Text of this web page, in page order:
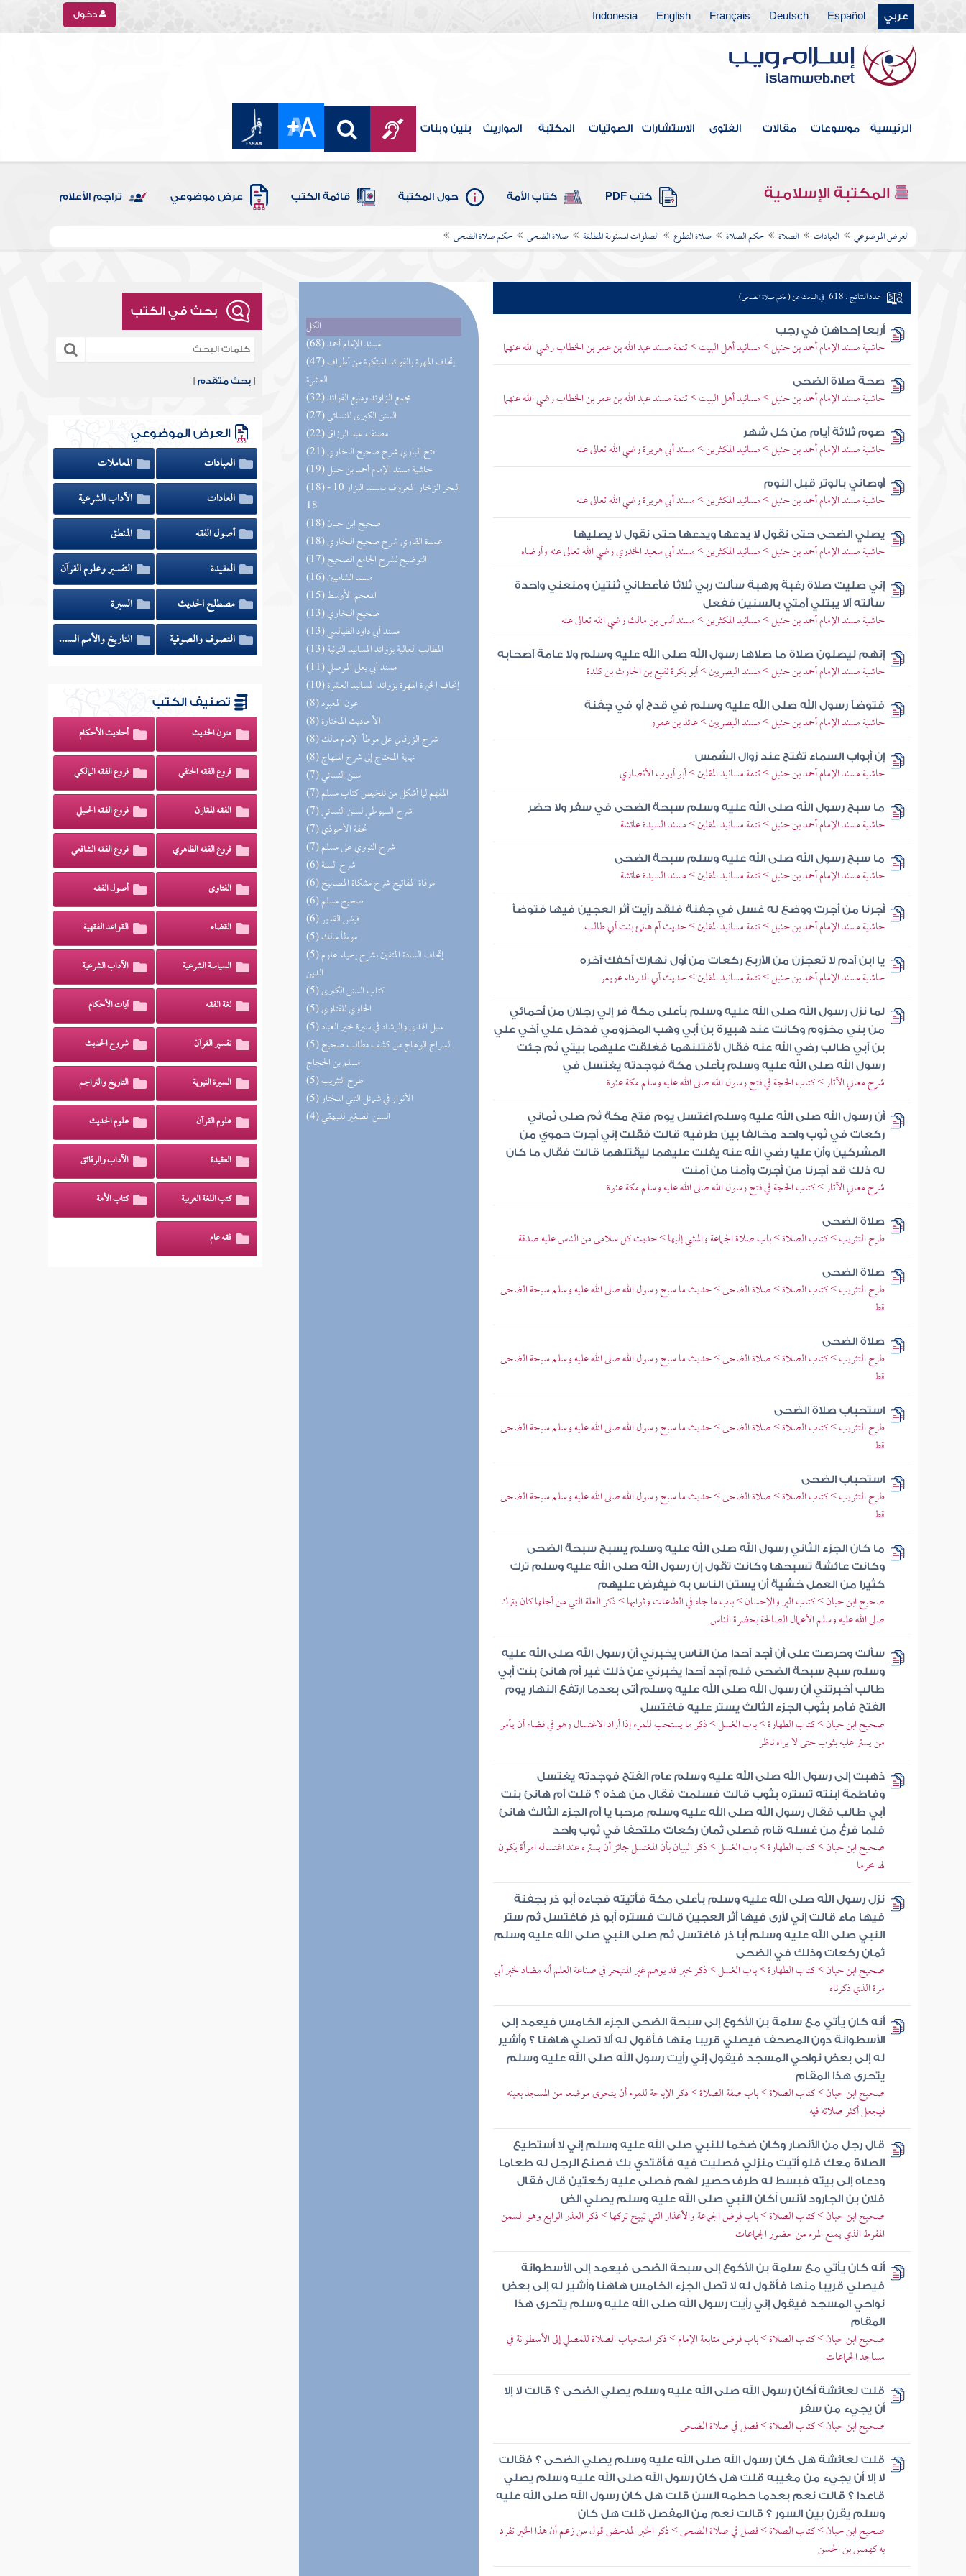
عربي Español
Deutsch
Français
English
Indonesia دخول
الرئيسية موسوعات مقالات الفتوى الاستشارات الصوتيات المكتبة المواريث بنين وبنات
المكتبة الإسلامية كتب PDF كتاب الأمة حول المكتبة قائمة الكتب عرض موضوعي تراجم الأعلام
العرض الموضوعي العبادات الصلاة حكم الصلاة صلاة التطوع الصلوات المسنونة المطلقة صلاة الضحى حكم صلاة الضحى
الكل
(68) مسند الإمام أحمد
(47) إتحاف المهرة بالفوائد المبتكرة من أطراف
العشرة
(32) مجمع الزاوئد ومنبع الفوائد
(27) السنن الكبرى للنسائي
(22) مصنف عبد الرزاق
(21) فتح الباري شرح صحيح البخاري
(19) حاشية مسند الإمام أحمد بن حنبل
(18) البحر الزخار المعروف بمسند البزار 10 -
18
(18) صحيح ابن حبان
(18) عمدة القاري شرح صحيح البخاري
(17) التوضيح لشرح الجامع الصحيح
(16) مسند الشاميين
(15) المعجم الأوسط
(13) صحيح البخاري
(13) مسند أبي داود الطيالسي
(13) المطالب العالية بزوائد المسانيد الثمانية
(11) مسند أبي يعلى الموصلي
(10) إتحاف الخيرة المهرة بزوائد المسانيد العشرة
(8) عون المعبود
(8) الأحاديث المختارة
(8) شرح الزرقاني على موطأ الإمام مالك
(8) نهاية المحتاج إلى شرح المنهاج
(7) سنن النسائي
(7) المفهم لما أشكل من تلخيص كتاب مسلم
(7) شرح السيوطي لسنن النسائي
(7) تحفة الأحوذي
(7) شرح النووي على مسلم
(6) شرح السنة
(6) مرقاة المفاتيح شرح مشكاة المصابيح
(6) صحيح مسلم
(6) فيض القدير
(5) موطأ مالك
(5) إتحاف السادة المتقين بشرح إحياء علوم
الدين
(5) كتاب السنن الكبرى
(5) الحاوي للفتاوي
(5) سبل الهدى والرشاد في سيرة خير العباد
(5) السراج الوهاج من كشف مطالب صحيح
مسلم بن الحجاج
(5) طرح التثريب
(5) الأنوار في شمائل النبي المختار
(4) السنن الصغير للبيهقي
عدد النتائج : 618 في البحث عن (حكم صلاة الضحى)
أربعا إحداهن في رجب
حاشية مسند الإمام أحمد بن حنبل > مسانيد أهل البيت > تتمة مسند عبد الله بن عمر بن الخطاب رضي الله عنهما
صحة صلاة الضحى
حاشية مسند الإمام أحمد بن حنبل > مسانيد أهل البيت > تتمة مسند عبد الله بن عمر بن الخطاب رضي الله عنهما
صوم ثلاثة أيام من كل شهر
حاشية مسند الإمام أحمد بن حنبل > مسانيد المكثرين > مسند أبي هريرة رضي الله تعالى عنه
أوصاني بالوتر قبل النوم
حاشية مسند الإمام أحمد بن حنبل > مسانيد المكثرين > مسند أبي هريرة رضي الله تعالى عنه
يصلي الضحى حتى نقول لا يدعها ويدعها حتى نقول لا يصليها
حاشية مسند الإمام أحمد بن حنبل > مسانيد المكثرين > مسند أبي سعيد الخدري رضي الله تعالى عنه وأرضاه
إني صليت صلاة رغبة ورهبة سألت ربي ثلاثا فأعطاني ثنتين ومنعني واحدة
سألته ألا يبتلي أمتي بالسنين ففعل
حاشية مسند الإمام أحمد بن حنبل > مسانيد المكثرين > مسند أنس بن مالك رضي الله تعالى عنه
إنهم ليصلون صلاة ما صلاها رسول الله صلى الله عليه وسلم ولا عامة أصحابه
حاشية مسند الإمام أحمد بن حنبل > مسند البصريين > أبو بكرة نفيع بن الحارث بن كلدة
فتوضأ رسول الله صلى الله عليه وسلم في قدح أو في جفنة
حاشية مسند الإمام أحمد بن حنبل > مسند البصريين > عائذ بن عمرو
إن أبواب السماء تفتح عند زوال الشمس
حاشية مسند الإمام أحمد بن حنبل > تتمة مسانيد المقلين > أبو أيوب الأنصاري
ما سبح رسول الله صلى الله عليه وسلم سبحة الضحى في سفر ولا حضر
حاشية مسند الإمام أحمد بن حنبل > تتمة مسانيد المقلين > مسند السيدة عائشة
ما سبح رسول الله صلى الله عليه وسلم سبحة الضحى
حاشية مسند الإمام أحمد بن حنبل > تتمة مسانيد المقلين > مسند السيدة عائشة
أجرنا من أجرت ووضع له غسل في جفنة فلقد رأيت أثر العجين فيها فتوضأ
حاشية مسند الإمام أحمد بن حنبل > تتمة مسانيد المقلين > حديث أم هانئ بنت أبي طالب
يا ابن آدم لا تعجزن من الأربع ركعات من أول نهارك أكفك آخره
حاشية مسند الإمام أحمد بن حنبل > تتمة مسانيد المقلين > حديث أبي الدرداء عويمر
لما نزل رسول الله صلى الله عليه وسلم بأعلى مكة فر إلي رجلان من أحمائي
من بني مخزوم وكانت عند هبيرة بن أبي وهب المخزومي فدخل علي أخي علي
بن أبي طالب رضي الله عنه فقال لأقتلنهما فغلقت عليهما بيتي ثم جئت
رسول الله صلى الله عليه وسلم بأعلى مكة فوجدته يغتسل في
شرح معاني الآثار > كتاب الحجة في فتح رسول الله صلى الله عليه وسلم مكة عنوة
أن رسول الله صلى الله عليه وسلم اغتسل يوم فتح مكة ثم صلى ثماني
ركعات في ثوب واحد مخالفا بين طرفيه قالت فقلت إني أجرت حموي من
المشركين وأن عليا رضي الله عنه يفلت عليهما ليقتلهما قالت فقال ما كان
له ذلك قد أجرنا من أجرت وأمنا من أمنت
شرح معاني الآثار > كتاب الحجة في فتح رسول الله صلى الله عليه وسلم مكة عنوة
صلاة الضحى
طرح التثريب > كتاب الصلاة > باب صلاة الجماعة والمشي إليها > حديث كل سلامى من الناس عليه صدقة
صلاة الضحى
طرح التثريب > كتاب الصلاة > صلاة الضحى > حديث ما سبح رسول الله صلى الله عليه وسلم سبحة الضحى
قط
صلاة الضحى
طرح التثريب > كتاب الصلاة > صلاة الضحى > حديث ما سبح رسول الله صلى الله عليه وسلم سبحة الضحى
قط
استحباب صلاة الضحى
طرح التثريب > كتاب الصلاة > صلاة الضحى > حديث ما سبح رسول الله صلى الله عليه وسلم سبحة الضحى
قط
استحباب الضحى
طرح التثريب > كتاب الصلاة > صلاة الضحى > حديث ما سبح رسول الله صلى الله عليه وسلم سبحة الضحى
قط
ما كان الجزء الثاني رسول الله صلى الله عليه وسلم يسبح سبحة الضحى
وكانت عائشة تسبحها وكانت تقول إن رسول الله صلى الله عليه وسلم ترك
كثيرا من العمل خشية أن يستن الناس به فيفرض عليهم
صحيح ابن حبان > كتاب البر والإحسان > باب ما جاء في الطاعات وثوابها > ذكر العلة التي من أجلها كان يترك
صلى الله عليه وسلم الأعمال الصالحة بحضرة الناس
سألت وحرصت على أن أجد أحدا من الناس يخبرني أن رسول الله صلى الله عليه
وسلم سبح سبحة الضحى فلم أجد أحدا يخبرني عن ذلك غير أم هانئ بنت أبي
طالب أخبرتني أن رسول الله صلى الله عليه وسلم أتى بعدما ارتفع النهار يوم
الفتح فأمر بثوب الجزء الثالث يستر عليه فاغتسل
صحيح ابن حبان > كتاب الطهارة > باب الغسل > ذكر ما يستحب للمرء إذا أراد الاغتسال وهو في فضاء أن يأمر
من يستر عليه بثوب حتى لا يراه ناظر
ذهبت إلى رسول الله صلى الله عليه وسلم عام الفتح فوجدته يغتسل
وفاطمة ابنته تستره بثوب قالت فسلمت فقال من هذه ؟ قلت أم هانئ بنت
أبي طالب فقال رسول الله صلى الله عليه وسلم مرحبا يا أم الجزء الثالث هانئ
فلما فرغ من غسله قام فصلى ثمان ركعات ملتحفا في ثوب واحد
صحيح ابن حبان > كتاب الطهارة > باب الغسل > ذكر البيان بأن المغتسل جائز أن يستره عند اغتساله امرأة يكون
لها محرما
نزل رسول الله صلى الله عليه وسلم بأعلى مكة فأتيته فجاءه أبو ذر بجفنة
فيها ماء قالت إني لأرى فيها أثر العجين قالت فستره أبو ذر فاغتسل ثم ستر
النبي صلى الله عليه وسلم أبا ذر فاغتسل ثم صلى النبي صلى الله عليه وسلم
ثمان ركعات وذلك في الضحى
صحيح ابن حبان > كتاب الطهارة > باب الغسل > ذكر خبر قد يوهم غير المتبحر في صناعة العلم أنه مضاد لخبر أبي
مرة الذي ذكرناه
أنه كان يأتي مع سلمة بن الأكوع إلى سبحة الضحى الجزء الخامس فيعمد إلى
الأسطوانة دون المصحف فيصلي قريبا منها فأقول له ألا تصلي هاهنا ؟ وأشير
له إلى بعض نواحي المسجد فيقول إني رأيت رسول الله صلى الله عليه وسلم
يتحرى هذا المقام
صحيح ابن حبان > كتاب الصلاة > باب صفة الصلاة > ذكر الإباحة للمرء أن يتحرى موضعا من المسجد بعينه
فيجعل أكثر صلاته فيه
قال رجل من الأنصار وكان ضخما للنبي صلى الله عليه وسلم إني لا أستطيع
الصلاة معك فلو أتيت منزلي فصليت فيه فأقتدي بك فصنع الرجل له طعاما
ودعاه إلى بيته فبسط له طرف حصير لهم فصلى عليه ركعتين قال فقال
فلان بن الجارود لأنس أكان النبي صلى الله عليه وسلم يصلي الض
صحيح ابن حبان > كتاب الصلاة > باب فرض الجماعة والأعذار التي تبيح تركها > ذكر العذر الرابع وهو السمن
المفرط الذي يمنع المرء من حضور الجماعات
أنه كان يأتي مع سلمة بن الأكوع إلى سبحة الضحى فيعمد إلى الأسطوانة
فيصلي قريبا منها فأقول له لا تصل الجزء الخامس هاهنا وأشير له إلى بعض
نواحي المسجد فيقول إني رأيت رسول الله صلى الله عليه وسلم يتحرى هذا
المقام
صحيح ابن حبان > كتاب الصلاة > باب فرض متابعة الإمام > ذكر استحباب الصلاة للمصلي إلى الأسطوانة في
مساجد الجماعات
قلت لعائشة أكان رسول الله صلى الله عليه وسلم يصلي الضحى ؟ قالت لا إلا
أن يجيء من سفر
صحيح ابن حبان > كتاب الصلاة > فصل في صلاة الضحى
قلت لعائشة هل كان رسول الله صلى الله عليه وسلم يصلي الضحى ؟ فقالت
لا إلا أن يجيء من مغيبه قلت هل كان رسول الله صلى الله عليه وسلم يصلي
قاعدا ؟ قالت نعم بعدما حطمه السن قلت هل كان رسول الله صلى الله عليه
وسلم يقرن بين السور ؟ قالت نعم من المفصل قلت هل كان
صحيح ابن حبان > كتاب الصلاة > فصل في صلاة الضحى > ذكر الخبر المدحض قول من زعم أن هذا الخبر تفرد
به كهمس بن الحسن
بحث في الكتب
[بحث متقدم ]
العرض الموضوعي
العبادات
المعاملات
العادات
الآداب الشرعية
أصول الفقه
المنطق
العقيدة
التفسير وعلوم القرآن
مصطلح الحديث
السيرة
التصوف والصوفية
التاريخ والأمم السابقة
تصنيف الكتب
متون الحديث أحاديث الأحكام
فروع الفقه الحنفي فروع الفقه المالكي
الفقه المقارن فروع الفقه الحنبلي
فروع الفقه الظاهري فروع الفقه الشافعي
الفتاوى أصول الفقه
القضاء القواعد الفقهية
السياسة الشرعية الآداب الشرعية
لغة الفقه آيات الأحكام
تفسير القرآن شروح الحديث
السيرة النبوية التاريخ والتراجم
علوم القرآن علوم الحديث
العقيدة الآداب والرقائق
كتب اللغة العربية كتاب الأمة
فقه عام